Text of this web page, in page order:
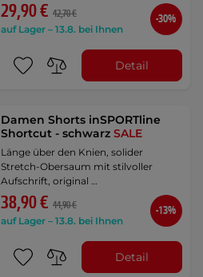
29,90 € 42,70 €
auf Lager – 13.8. bei Ihnen
-30%
Detail
Damen Shorts inSPORTline
Shortcut - schwarzSALE
Länge über den Knien, solider
Stretch-Obersaum mit stilvoller
Aufschrift, original …
38,90 € 44,90 €
auf Lager – 13.8. bei Ihnen
-13%
Detail